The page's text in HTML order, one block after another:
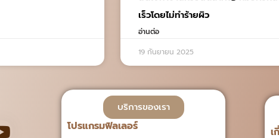
เร็วโดยไม่ทำร้ายผิว
อ่านต่อ
19 กันยายน 2025
บริการของเรา
โปรแกรมฟิลเลอร์ เ